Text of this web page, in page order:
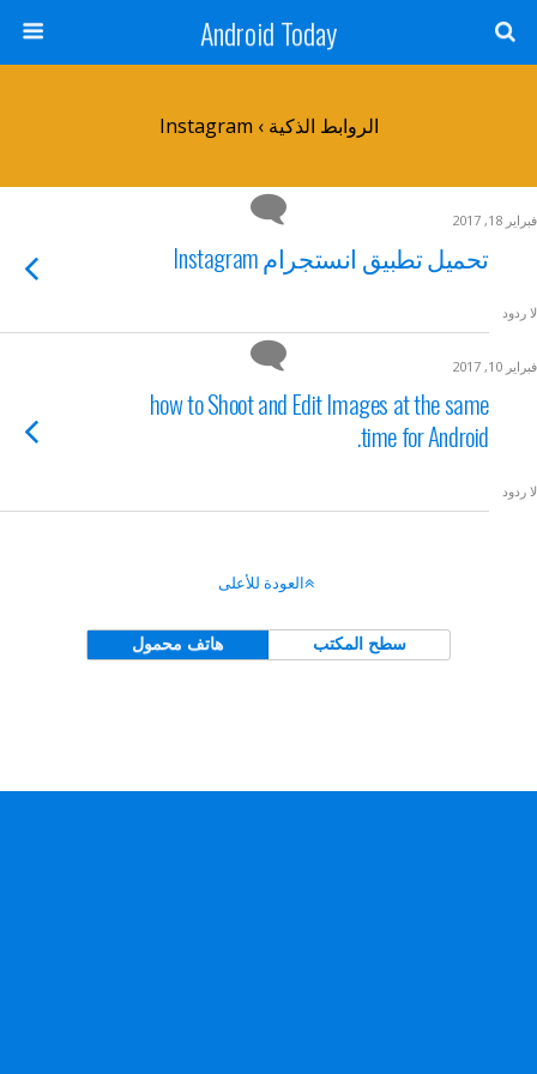
Android Today
الروابط الذكية › Instagram
فبراير 18, 2017
تحميل تطبيق انستجرام Instagram
لا ردود
فبراير 10, 2017
how to Shoot and Edit Images at the same
time for Android.
لا ردود
العودة للأعلى
هاتف محمول سطح المكتب